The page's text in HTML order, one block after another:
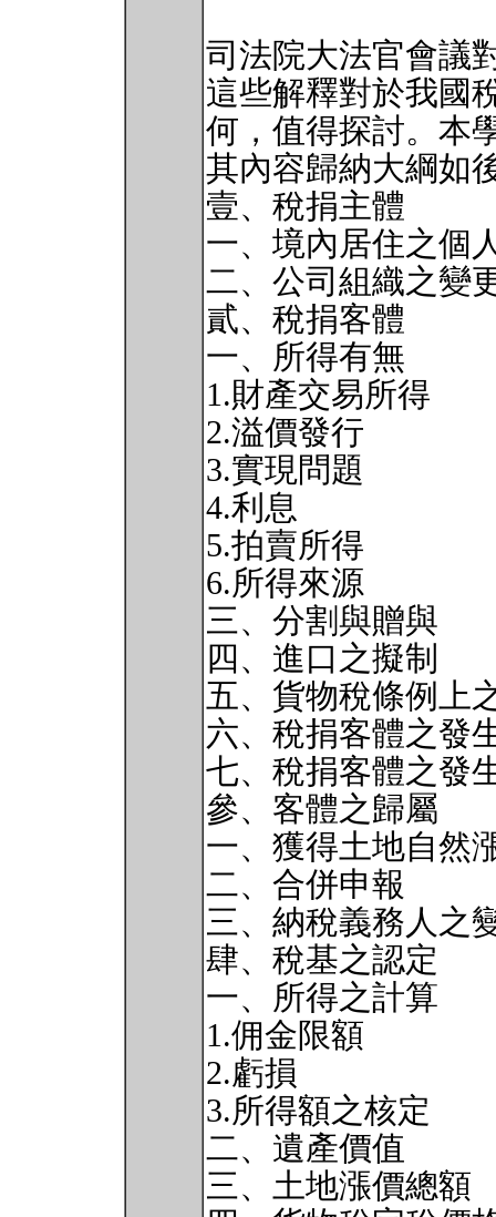
司法院大法官會議
這些解釋對於我國
何，值得探討。本
其內容歸納大綱如
壹、稅捐主體
一、境內居住之個
二、公司組織之變
貳、稅捐客體
一、所得有無
1.財產交易所得
2.溢價發行
3.實現問題
4.利息
5.拍賣所得
6.所得來源
三、分割與贈與
四、進口之擬制
五、貨物稅條例上
六、稅捐客體之發
七、稅捐客體之發
參、客體之歸屬
一、獲得土地自然
二、合併申報
三、納稅義務人之
肆、稅基之認定
一、所得之計算
1.佣金限額
2.虧損
3.所得額之核定
二、遺產價值
三、土地漲價總額